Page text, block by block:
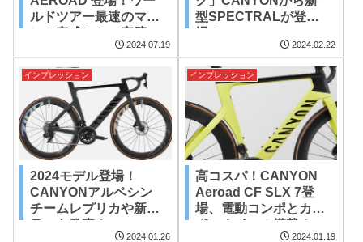
ルドツアー最速のマシ
ン！完成から、完璧
2024.07.19
型SPECTRALが登
場！
2024.02.22
インプレッション
2024モデル登場！
CANYONアルペシン
チームレプリカや新カ
ラーを発売！
2024.01.26
インプレッション
高コスパ！CANYON
Aeroad CF SLX 7登
場、電動コンポとカー
ボンホイール搭載！
2024.01.19